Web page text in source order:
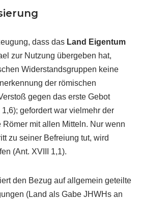
dass das Land Eigentum
zur Nutzung übergeben hat,
Widerstandsgruppen keine
der römischen
gegen das erste Gebot
gefordert war vielmehr der
mit allen Mitteln. Nur wenn
zu seiner Befreiung tut, wird
(Ant. XVIII 1,1).
den Bezug auf allgemein geteilte
(Land als Gabe JHWHs an